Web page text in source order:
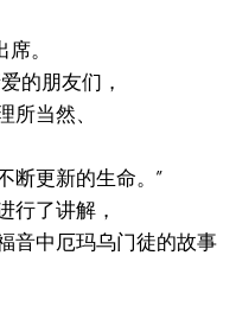
。
的朋友们，
当然、
断更新的生命。”
行了讲解，
音中厄玛乌门徒的故事